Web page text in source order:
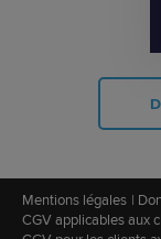
Mentions légales
CGV applicables aux